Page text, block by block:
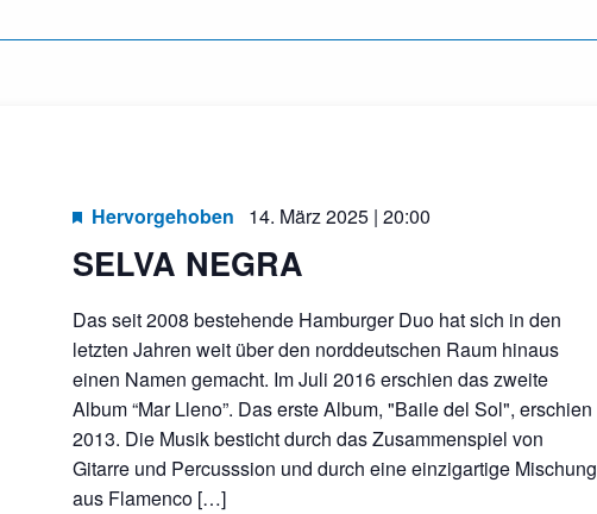
SELVA NEGRA
Hervorgehoben 14. März 2025 | 20:00
Das seit 2008 bestehende Hamburger Duo hat sich in den
letzten Jahren weit über den norddeutschen Raum hinaus
einen Namen gemacht. Im Juli 2016 erschien das zweite
Album “Mar Lleno”. Das erste Album, "Baile del Sol", erschien
2013. Die Musik besticht durch das Zusammenspiel von
Gitarre und Percusssion und durch eine einzigartige Mischung
aus Flamenco […]